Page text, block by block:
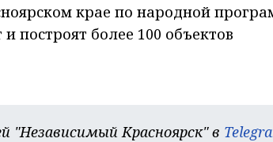
крае по народной
построят более 100 объектов
"Независимый Красноярск" в